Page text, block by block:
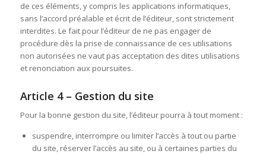
de ces éléments, y compris les applications informatiques,
sans l’accord préalable et écrit de l’éditeur, sont strictement
interdites. Le fait pour l’éditeur de ne pas engager de
procédure dès la prise de connaissance de ces utilisations
non autorisées ne vaut pas acceptation des dites utilisations
et renonciation aux poursuites.
Article 4 – Gestion du site
Pour la bonne gestion du site, l’éditeur pourra à tout moment :
suspendre, interrompre ou limiter l’accès à tout ou partie
du site, réserver l’accès au site, ou à certaines parties du